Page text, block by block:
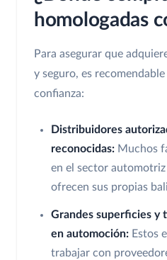
homologadas
Para asegurar que
y seguro, es
confianza:
Distribuidores
reconocidas: Muchos
en el sector automotriz
ofrecen sus propias
Grandes superficies y
en automoción: Estos
trabajar con